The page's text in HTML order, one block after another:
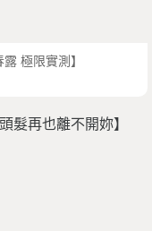
極限實測】